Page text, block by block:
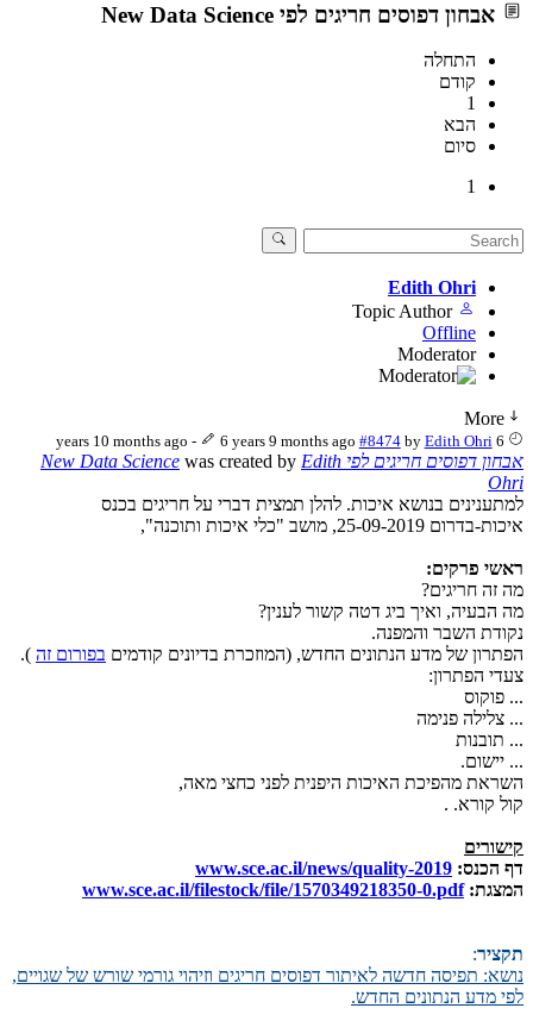
אבחון דפוסים חריגים לפי New Data Science
התחלה
קודם
1
הבא
סיום
1
Edith Ohri
Topic Author
Offline
Moderator
More
6 years 10 months ago
- 6 years 9 months ago #8474 by Edith Ohri
אבחון דפוסים חריגים לפי New Data Science was created by Edith
Ohri
למתענינים בנושא איכות. להלן תמצית דברי על חריגים בכנס
איכות-בדרום 25-09-2019, מושב "כלי איכות ותוכנה",
ראשי פרקים:
מה זה חריגים?
מה הבעיה, ואיך ביג דטה קשור לענין?
נקודת השבר והמפנה.
הפתרון של מדע הנתונים החדש, (המוזכרת בדיונים קודמים בפורום זה ).
צעדי הפתרון:
... פוקוס
... צלילה פנימה
... תובנות
... יישום.
השראת מהפיכת האיכות היפנית לפני כחצי מאה,
קול קורא. .
קישורים
דף הכנס: www.sce.ac.il/news/quality-2019
המצגת:www.sce.ac.il/filestock/file/1570349218350-0.pdf
תקציר:
נושא: תפיסה חדשה לאיתור דפוסים חריגים וזיהוי גורמי שורש של שגויים,
לפי מדע הנתונים החדש.